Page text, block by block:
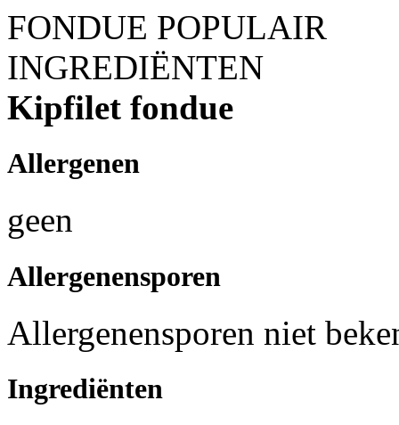
FONDUE POPULAIR
INGREDIËNTEN
Kipfilet fondue
Allergenen
geen
Allergenensporen
Allergenensporen niet
Ingrediënten